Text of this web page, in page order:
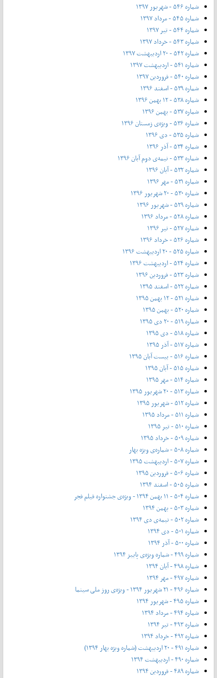
شماره ۵۴۶ - شهریور ۱۳۹۷
شماره ۵۴۵ - مرداد ۱۳۹۷
شماره ۵۴۴ - تیر ۱۳۹۷
شماره ۵۴۳ - خرداد ۱۳۹۷
شماره ۵۴۲ - ۲۰ اردیبهشت ۱۳۹۷
شماره ۵۴۱ - اردیبهشت ۱۳۹۷
شماره ۵۴۰ - فروردین ۱۳۹۷
شماره ۵۳۹ - اسفند ۱۳۹۶
شماره ۵۳۸ - ۱۲ بهمن ۱۳۹۶
شماره ۵۳۷ - بهمن ۱۳۹۶
شماره ۵۳۶ - ویژه‌ی زمستان ۱۳۹۶
شماره ۵۳۵ - دی ۱۳۹۶
شماره ۵۳۴ - آذر ۱۳۹۶
شماره ۵۳۳ - نیمه‌ی دوم آبان ۱۳۹۶
شماره ۵۳۲ - آبان ۱۳۹۶
شماره ۵۳۱ - مهر ۱۳۹۶
شماره ۵۳۰ - ۲۰ شهریور ۱۳۹۶
شماره ۵۲۹ - شهریور ۱۳۹۶
شماره ۵۲۸ - مرداد ۱۳۹۶
شماره ۵۲۷ - تیر ۱۳۹۶
شماره ۵۲۶ - خرداد ۱۳۹۶
شماره ۵۲۵ - ۲۰ اردیبهشت ۱۳۹۶
شماره ۵۲۴ - اردیبهشت ۱۳۹۶
شماره ۵۲۳ - فروردین ۱۳۹۶
شماره ۵۲۲ - اسفند ۱۳۹۵
شماره ۵۲۱ - ۱۲ بهمن ۱۳۹۵
شماره ۵۲۰ - بهمن ۱۳۹۵
شماره ۵۱۹ - ۲۰ دی ۱۳۹۵
شماره ۵۱۸ - دی ۱۳۹۵
شماره ۵۱۷ - آذر ۱۳۹۵
شماره ۵۱۶ - بیست آبان ۱۳۹۵
شماره ۵۱۵ - آبان ۱۳۹۵
شماره ۵۱۴ - مهر ۱۳۹۵
شماره ۵۱۳ - ۲۰ شهریور ۱۳۹۵
شماره ۵۱۲ - شهریور ۱۳۹۵
شماره ۵۱۱ - مرداد ۱۳۹۵
شماره ۵۱۰ - تیر ۱۳۹۵
شماره ۵۰۹ - خرداد ۱۳۹۵
شماره ۵۰۸ - شماره‌ی ویژه بهار
شماره ۵۰۷ - اردیبهشت ۱۳۹۵
شماره ۵۰۶ - فروردین ۱۳۹۵
شماره ۵۰۵ - اسفند ۱۳۹۴
شماره ۵۰۴ - ۱۱ بهمن ۱۳۹۴ - ویژه‌ی جشنواره فیلم فجر
شماره ۵۰۳ - بهمن ۱۳۹۴
شماره ۵۰۲ - نیمه‌ی دی ۱۳۹۴
شماره ۵۰۱ - دی ۱۳۹۴
شماره ۵۰۰ - آذر ۱۳۹۴
شماره ۴۹۹ - شماره ویژه‌ی پاییز ۱۳۹۴
شماره ۴۹۸ - آبان ۱۳۹۴
شماره ۴۹۷ - مهر ۱۳۹۴
شماره ۴۹۶ - ۲۱ شهریور ۱۳۹۴ - ویژه‌ی روز ملی سینما
شماره ۴۹۵ - شهریور ۱۳۹۴
شماره ۴۹۴ - مرداد ۱۳۹۴
شماره ۴۹۳ - تیر ۱۳۹۴
شماره ۴۹۲ - خرداد ۱۳۹۴
شماره ۴۹۱ - ۲۰ اردیبهشت (شماره ویژه بهار ۱۳۹۴)
شماره ۴۹۰ - اردیبهشت ۱۳۹۴
شماره ۴۸۹ - فروردین ۱۳۹۴